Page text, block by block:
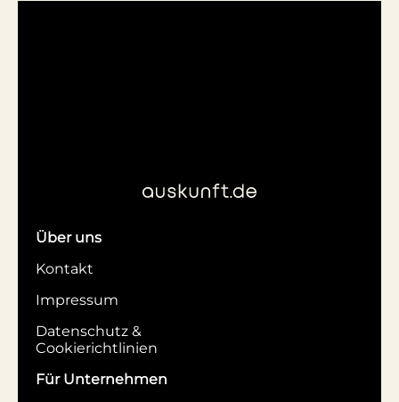
Über uns
Kontakt
Impressum
Datenschutz &
Cookierichtlinien
Für Unternehmen